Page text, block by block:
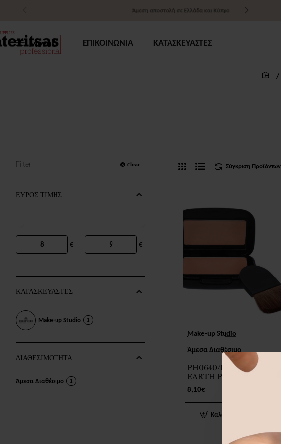
Άμεση αποστολή σε Ελλάδα και Κύπρο
Μενού ΕΠΙΚΟΙΝΩΝΙΑ ΚΑΤΑΣΚΕΥΑΣΤΕΣ
Filter Clear
ΕΥΡΟΣ ΤΙΜΗΣ
€ €
ΚΑΤΑΣΚΕΥΑΣΤΕΣ
Make-up Studio 1
ΔΙΑΘΕΣΙΜΟΤΗΤΑ
Άμεσα Διαθέσιμο 1
Σύγκριση Προϊόντων
Make-up Studio
Άμεσα Διαθέσιμο
PH0640/P1 COPMACT
EARTH POWDER 17g
12M
8,10€
Καλάθι